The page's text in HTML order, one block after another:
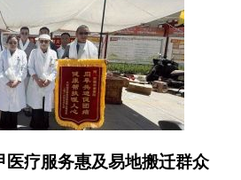
医疗服务惠及易地搬迁群众